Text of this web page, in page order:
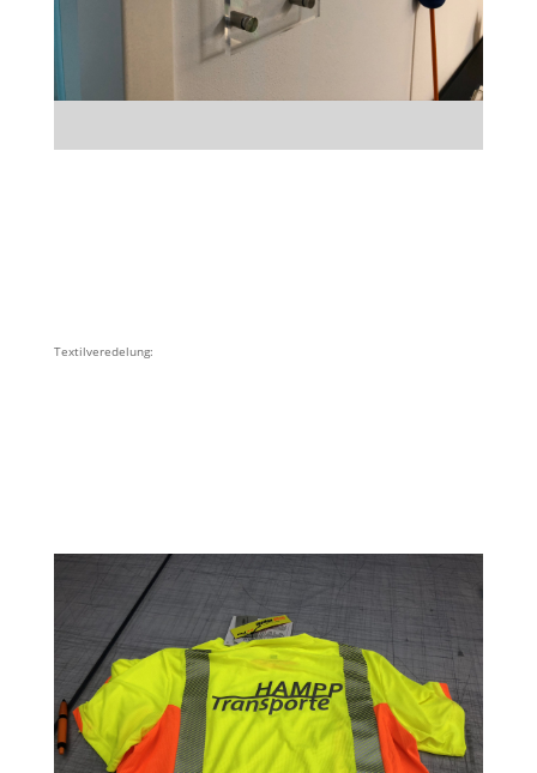
Textilveredelung: